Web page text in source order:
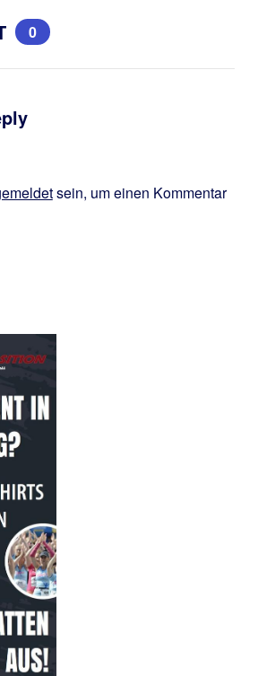
0
sein, um einen Kommentar